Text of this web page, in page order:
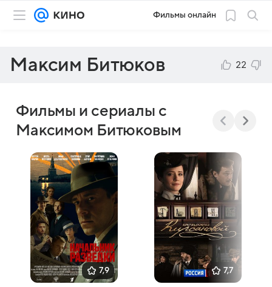
Фильмы онлайн
Максим Битюков 22
Фильмы и сериалы с
Максимом Битюковым
7,9 7,7